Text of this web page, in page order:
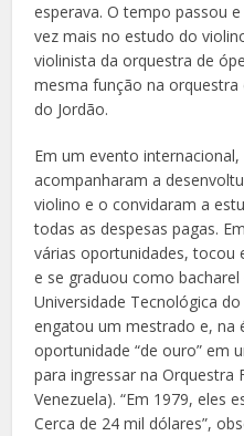
esperava. O tempo passou
vez mais no estudo do
violinista da orquestra de
mesma função na orquestra
do Jordão.
Em um evento
acompanharam a
violino e o convidaram a
todas as despesas pagas.
várias oportunidades, tocou
e se graduou como
Universidade Tecnológica
engatou um mestrado e, na
oportunidade “de ouro” em
para ingressar na Orquestra
Venezuela). “Em 1979, eles
Cerca de 24 mil dólares”,